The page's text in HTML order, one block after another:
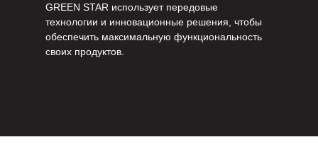
GREEN STAR использует передовые
технологии и инновационные решения, чтобы
обеспечить максимальную функциональность
своих продуктов.